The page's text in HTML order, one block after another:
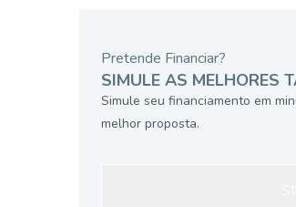
Pretende Financiar?
SIMULE AS MELHORES
Simule seu financiamento em
melhor proposta.